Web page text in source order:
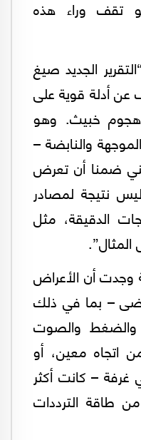
تقف وراء هذه
الجديد صيغ
عن أدلة قوية على
هجوم خبيث. وهو
والنابضة –
ضمنا أن تعرض
نتيجة لمصادر
الدقيقة، مثل
وجدت أن الأعراض
– بما في ذلك
والضغط والصوت
اتجاه معين، أو
– كانت أكثر
طاقة الترددات